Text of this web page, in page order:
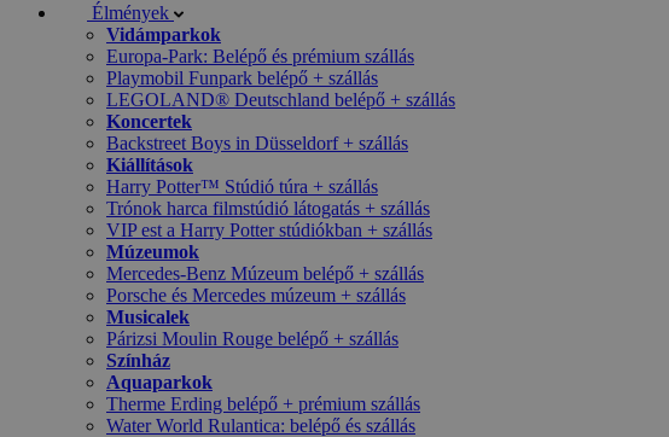
Élmények
Vidámparkok
Europa-Park: Belépő és prémium szállás
Playmobil Funpark belépő + szállás
LEGOLAND® Deutschland belépő + szállás
Koncertek
Backstreet Boys in Düsseldorf + szállás
Kiállítások
Harry Potter™ Stúdió túra + szállás
Trónok harca filmstúdió látogatás + szállás
VIP est a Harry Potter stúdiókban + szállás
Múzeumok
Mercedes-Benz Múzeum belépő + szállás
Porsche és Mercedes múzeum + szállás
Musicalek
Párizsi Moulin Rouge belépő + szállás
Színház
Aquaparkok
Therme Erding belépő + prémium szállás
Water World Rulantica: belépő és szállás